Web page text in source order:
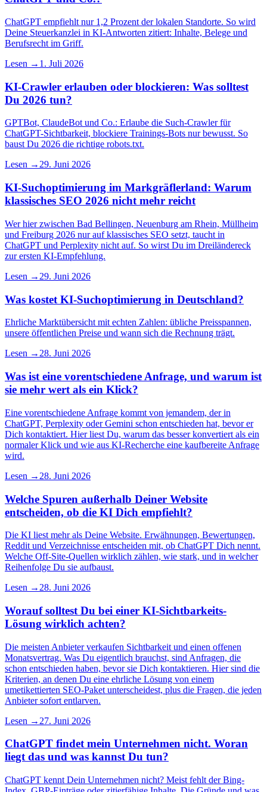
ChatGPT empfiehlt nur 1,2 Prozent der lokalen Standorte. So wird
Deine Steuerkanzlei in KI-Antworten zitiert: Inhalte, Belege und
Berufsrecht im Griff.
Lesen → 1. Juli 2026
KI-Crawler erlauben oder blockieren: Was solltest
Du 2026 tun?
GPTBot, ClaudeBot und Co.: Erlaube die Such-Crawler für
ChatGPT-Sichtbarkeit, blockiere Trainings-Bots nur bewusst. So
baust Du 2026 die richtige robots.txt.
Lesen →29. Juni 2026
KI-Suchoptimierung im Markgräflerland: Warum
klassisches SEO 2026 nicht mehr reicht
Wer hier zwischen Bad Bellingen, Neuenburg am Rhein, Müllheim
und Freiburg 2026 nur auf klassisches SEO setzt, taucht in
ChatGPT und Perplexity nicht auf. So wirst Du im Dreiländereck
zur ersten KI-Empfehlung.
Lesen → 29. Juni 2026
Was kostet KI-Suchoptimierung in Deutschland?
Ehrliche Marktübersicht mit echten Zahlen: übliche Preisspannen,
unsere öffentlichen Preise und wann sich die Rechnung trägt.
Lesen → 28. Juni 2026
Was ist eine vorentschiedene Anfrage, und warum ist
sie mehr wert als ein Klick?
Eine vorentschiedene Anfrage kommt von jemandem, der in
ChatGPT, Perplexity oder Gemini schon entschieden hat, bevor er
Dich kontaktiert. Hier liest Du, warum das besser konvertiert als ein
normaler Klick und wie aus KI-Recherche eine kaufbereite Anfrage
wird.
Lesen → 28. Juni 2026
Welche Spuren außerhalb Deiner Website
entscheiden, ob die KI Dich empfiehlt?
Die KI liest mehr als Deine Website. Erwähnungen, Bewertungen,
Reddit und Verzeichnisse entscheiden mit, ob ChatGPT Dich nennt.
Welche Off-Site-Quellen wirklich zählen, wie stark, und in welcher
Reihenfolge Du sie aufbaust.
Lesen → 28. Juni 2026
Worauf solltest Du bei einer KI-Sichtbarkeits-
Lösung wirklich achten?
Die meisten Anbieter verkaufen Sichtbarkeit und einen offenen
Monatsvertrag. Was Du eigentlich brauchst, sind Anfragen, die
schon entschieden haben, bevor sie Dich kontaktieren. Hier sind die
Kriterien, an denen Du eine ehrliche Lösung von einem
umetikettierten SEO-Paket unterscheidest, plus die Fragen, die jeden
Anbieter sofort entlarven.
Lesen → 27. Juni 2026
ChatGPT findet mein Unternehmen nicht. Woran
liegt das und was kannst Du tun?
ChatGPT kennt Dein Unternehmen nicht? Meist fehlt der Bing-